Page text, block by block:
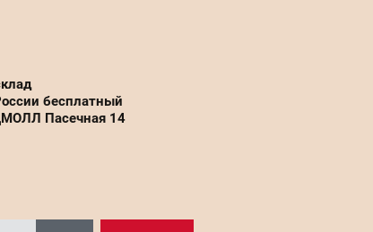
бесплатный
Пасечная 14